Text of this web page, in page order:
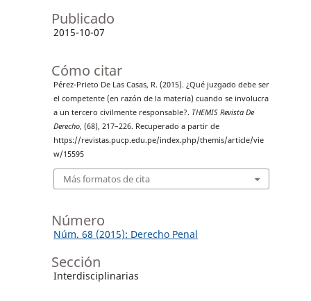
Publicado
2015-10-07
Cómo citar
Pérez-Prieto De Las Casas, R. (2015). ¿Qué juzgado debe ser
el competente (en razón de la materia) cuando se involucra
a un tercero civilmente responsable?. THEMIS Revista De
Derecho, (68), 217–226. Recuperado a partir de
https://revistas.pucp.edu.pe/index.php/themis/article/vie
w/15595
Más formatos de cita
Número
Núm. 68 (2015): Derecho Penal
Sección
Interdisciplinarias